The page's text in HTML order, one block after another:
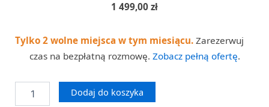
1 499,00 zł
Tylko 2 wolne miejsca w tym miesiącu. Zarezerwuj
czas na bezpłatną rozmowę. Zobacz pełną ofertę.
Dodaj do koszyka